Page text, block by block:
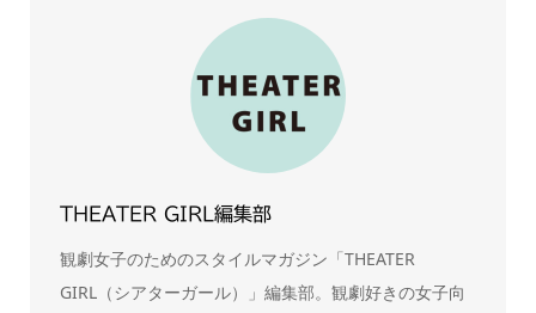
THEATER GIRL編集部
観劇女子のためのスタイルマガジン「THEATER
GIRL（シアターガール）」編集部。観劇好きの女子向